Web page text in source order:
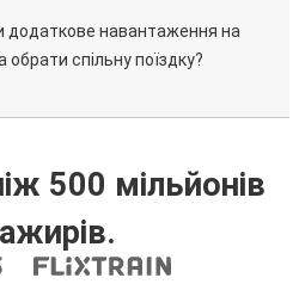
додаткове навантаження на
спільну поїздку?
500 мільйонів